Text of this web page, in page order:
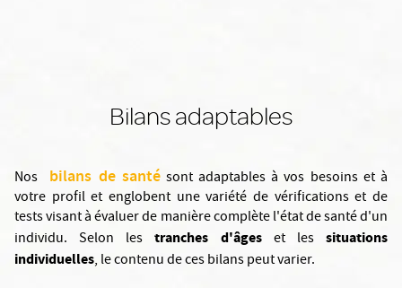
Bilans adaptables
Nos bilans de santésont adaptables à vos besoins et à
votre profil et englobent une variété de vérifications et de
tests visant à évaluer de manière complète l'état de santé d'un
individu. Selon lestranches d'âgeset lessituations
individuelles, le contenu de ces bilans peut varier.